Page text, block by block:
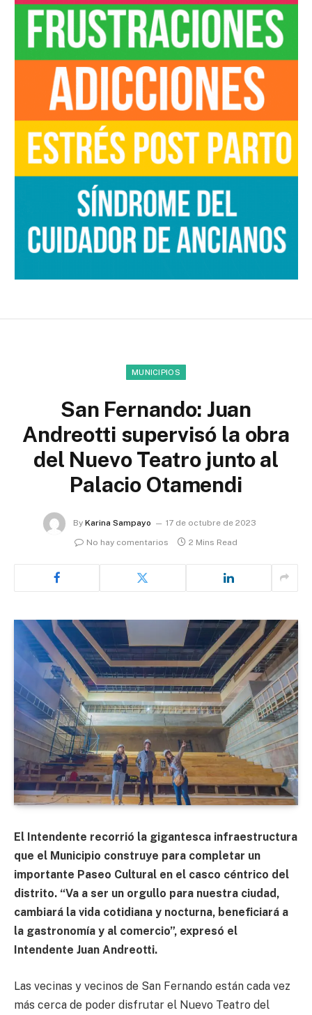
MUNICIPIOS
San Fernando: Juan
Andreotti supervisó la obra
del Nuevo Teatro junto al
Palacio Otamendi
By Karina Sampayo
17 de octubre de 2023
No hay comentarios
2 Mins Read
El Intendente recorrió la gigantesca infraestructura
que el Municipio construye para completar un
importante Paseo Cultural en el casco céntrico del
distrito. “Va a ser un orgullo para nuestra ciudad,
cambiará la vida cotidiana y nocturna, beneficiará a
la gastronomía y al comercio”, expresó el
Intendente Juan Andreotti.
Las vecinas y vecinos de San Fernando están cada vez
más cerca de poder disfrutar el Nuevo Teatro del